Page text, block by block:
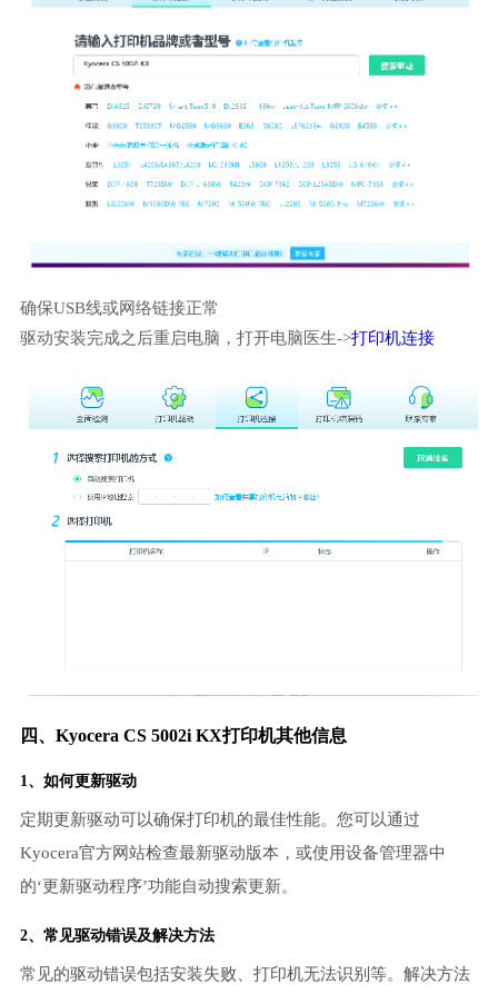
确保USB线或网络链接正常
驱动安装完成之后重启电脑，打开电脑医生->打印机连接
四、Kyocera CS 5002i KX打印机其他信息
1、如何更新驱动
定期更新驱动可以确保打印机的最佳性能。您可以通过
Kyocera官方网站检查最新驱动版本，或使用设备管理器中
的‘更新驱动程序’功能自动搜索更新。
2、常见驱动错误及解决方法
常见的驱动错误包括安装失败、打印机无法识别等。解决方法